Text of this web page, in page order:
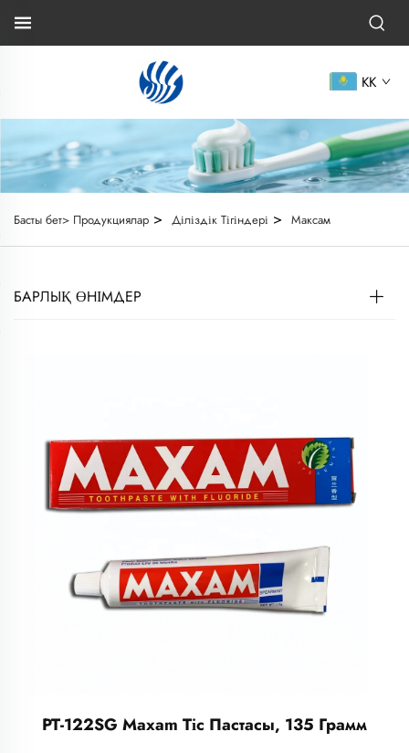
KK
Басты бет> Продукциялар > Діліздік Тігіндері > Максам
БАРЛЫҚ ӨНІМДЕР
PT-122SG Maxam Тіс Пастасы, 135 Грамм